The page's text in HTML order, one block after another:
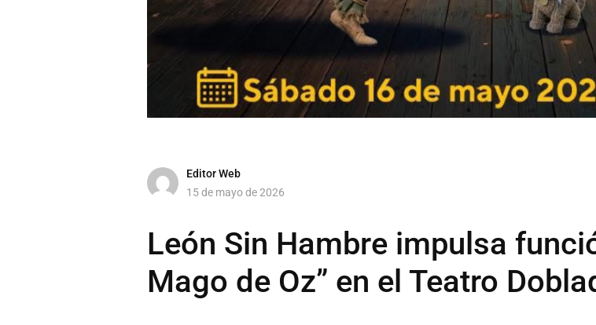
Editor Web
15 de mayo de 2026
León Sin Hambre impulsa
Mago de Oz” en el Teatro